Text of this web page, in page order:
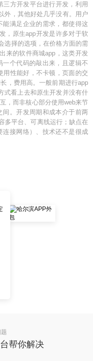
三方开发平台进行开发，利用
外，其他好处几乎没有。用户
满足企业的需求，都使得这
，原生app开发是许多对于软
选择的选项，在价格方面的需
来的软件商城app，这类开发
一个代码的敲出来，且逻辑不
用性能好，不卡顿，页面的交
，费用高。一般前期进行app
式看上去和原生开发并没有什
，而非核心部分使用web来节
间。开发周期和成本介于前两
多平台、可离线运行；缺点在
接网络）、技术还不是很成
帮你解决